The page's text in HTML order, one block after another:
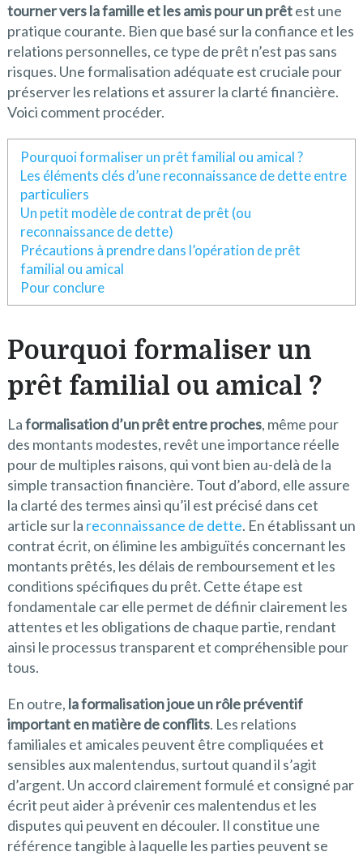
tourner vers la famille et les amis pour un prêtest une
pratique courante. Bien que basé sur la confiance et les
relations personnelles, ce type de prêt n’est pas sans
risques. Une formalisation adéquate est cruciale pour
préserver les relations et assurer la clarté financière.
Voici comment procéder.
Pourquoi formaliser un prêt familial ou amical ?
Les éléments clés d’une reconnaissance de dette entre
particuliers
Un petit modèle de contrat de prêt (ou
reconnaissance de dette)
Précautions à prendre dans l’opération de prêt
familial ou amical
Pour conclure
Pourquoi formaliser un
prêt familial ou amical ?
Laformalisation d’un prêt entre proches, même pour
des montants modestes, revêt une importance réelle
pour de multiples raisons, qui vont bien au-delà de la
simple transaction financière. Tout d’abord, elle assure
la clarté des termes ainsi qu’il est précisé dans cet
article sur la reconnaissance de dette. En établissant un
contrat écrit, on élimine les ambiguïtés concernant les
montants prêtés, les délais de remboursement et les
conditions spécifiques du prêt. Cette étape est
fondamentale car elle permet de définir clairement les
attentes et les obligations de chaque partie, rendant
ainsi le processus transparent et compréhensible pour
tous.
En outre, la formalisation joue un rôle préventif
important en matière de conflits. Les relations
familiales et amicales peuvent être compliquées et
sensibles aux malentendus, surtout quand il s’agit
d’argent. Un accord clairement formulé et consigné par
écrit peut aider à prévenir ces malentendus et les
disputes qui peuvent en découler. Il constitue une
référence tangible à laquelle les parties peuvent se